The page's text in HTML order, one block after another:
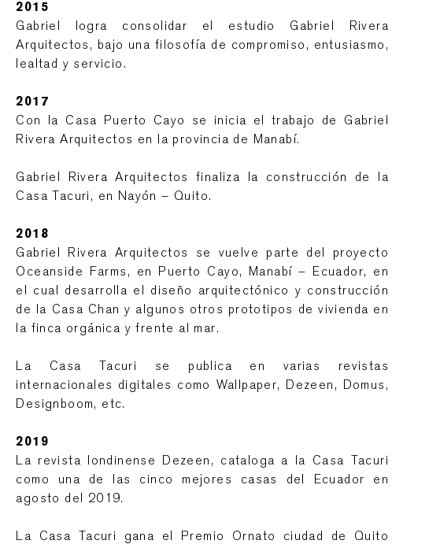
2015
Gabriel logra consolidar el estudio Gabriel Rivera
Arquitectos, bajo una filosofía de compromiso, entusiasmo,
lealtad y servicio.
2017
Con la Casa Puerto Cayo se inicia el trabajo de Gabriel
Rivera Arquitectos en la provincia de Manabí.
Gabriel Rivera Arquitectos finaliza la construcción de la
Casa Tacuri, en Nayón – Quito.
2018
Gabriel Rivera Arquitectos se vuelve parte del proyecto
Oceanside Farms, en Puerto Cayo, Manabí – Ecuador, en
el cual desarrolla el diseño arquitectónico y construcción
de la Casa Chan y algunos otros prototipos de vivienda en
la finca orgánica y frente al mar.
La Casa Tacuri se publica en varias revistas
internacionales digitales como Wallpaper, Dezeen, Domus,
Designboom, etc.
2019
La revista londinense Dezeen, cataloga a la Casa Tacuri
como una de las cinco mejores casas del Ecuador en
agosto del 2019.
La Casa Tacuri gana el Premio Ornato ciudad de Quito